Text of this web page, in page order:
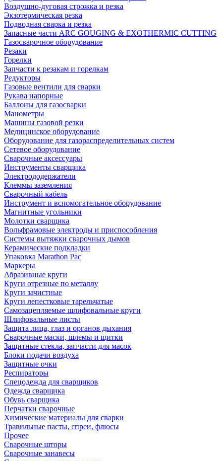
Воздушно-дуговая строжка и резка
Экзотермическая резка
Подводная сварка и резка
Запасные части ARC GOUGING & EXOTHERMIC CUTTING
Газосварочное оборудование
Резаки
Горелки
Запчасти к резакам и горелкам
Редукторы
Газовые вентили для сварки
Рукава напорные
Баллоны для газосварки
Манометры
Машины газовой резки
Медицинское оборудование
Оборудование для газораспределительных систем
Сетевое оборудование
Сварочные аксессуары
Инструменты сварщика
Электрододержатели
Клеммы заземления
Сварочный кабель
Инструмент и вспомогательное оборудование
Магнитные угольники
Молотки сварщика
Вольфрамовые электроды и приспособления
Системы вытяжки сварочных дымов
Керамические подкладки
Упаковка Marathon Pac
Маркеры
Абразивные круги
Круги отрезные по металлу
Круги зачистные
Круги лепестковые тарельчатые
Самозацепляемые шлифовальные круги
Шлифовальные листы
Защита лица, глаз и органов дыхания
Сварочные маски, шлемы и щитки
Защитные стекла, запчасти для масок
Блоки подачи воздуха
Защитные очки
Респираторы
Спецодежда для сварщиков
Одежда сварщика
Обувь сварщика
Перчатки сварочные
Химические материалы для сварки
Травильные пасты, спреи, флюсы
Прочее
Сварочные шторы
Сварочные занавесы